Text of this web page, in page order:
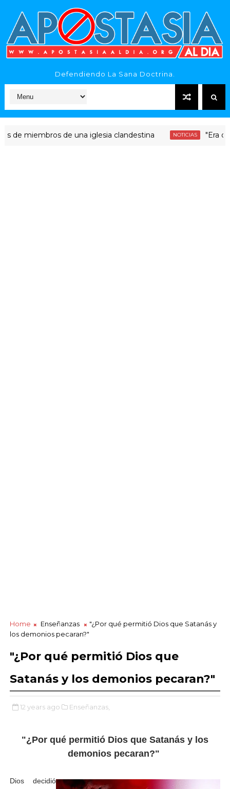
Defendiendo La Sana Doctrina.
de una iglesia clandestina NOTICIAS "Era dinero
Home Enseñanzas
"¿Por qué permitió Dios que Satanás y
los demonios pecaran?"
"¿Por qué permitió Dios que
Satanás y los demonios pecaran?"
12 years ago Enseñanzas,
"¿Por qué permitió Dios que Satanás y los
demonios pecaran?"
Dios decidió